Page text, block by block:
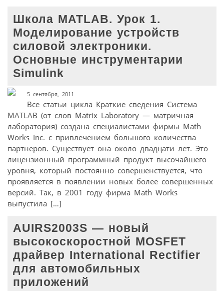
Школа MATLAB. Урок 1.
Моделирование устройств
силовой электроники.
Основные инструментарии
Simulink
5 сентября, 2011
Все статьи цикла Краткие сведения Система
MATLAB (от слов Matrix Laboratory — матричная
лаборатория) создана специалистами фирмы Math
Works Inc. с привлечением большого количества
партнеров. Существует она около двадцати лет. Это
лицензионный программный продукт высочайшего
уровня, который постоянно совершенствуется, что
проявляется в появлении новых более совершенных
версий. Так, в 2001 году фирма Math Works
выпустила […]
AUIRS2003S — новый
высокоскоростной MOSFET
драйвер International Rectifier
для автомобильных
приложений